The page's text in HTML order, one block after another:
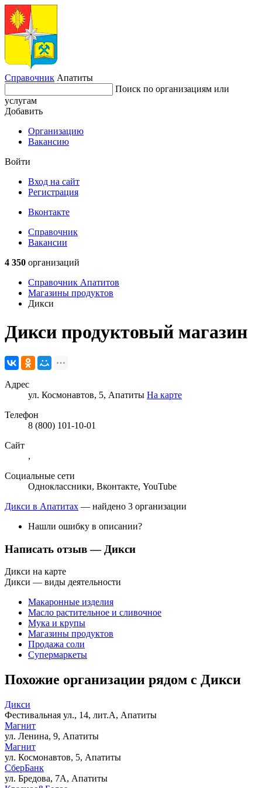
Справочник Апатиты
Поиск по организациям или
услугам
Добавить
Организацию
Вакансию
Войти
Вход на сайт
Регистрация
Вконтакте
Справочник
Вакансии
4 350 организаций
Справочник Апатитов
Магазины продуктов
Дикси
Дикси продуктовый магазин
Адрес
ул. Космонавтов, 5, Апатиты На карте
Телефон
8 (800) 101-10-01
Сайт
,
Социальные сети
Одноклассники, Вконтакте, YouTube
Дикси в Апатитах — найдено 3 организации
Нашли ошибку в описании?
Написать отзыв— Дикси
Дикси на карте
Дикси — виды деятельности
Макаронные изделия
Масло растительное и сливочное
Мука и крупы
Магазины продуктов
Продажа соли
Супермаркеты
Похожие организации рядом с Дикси
Дикси
Фестивальная ул., 14, лит.А, Апатиты
Магнит
ул. Ленина, 9, Апатиты
Магнит
ул. Космонавтов, 5, Апатиты
СберБанк
ул. Бредова, 7А, Апатиты